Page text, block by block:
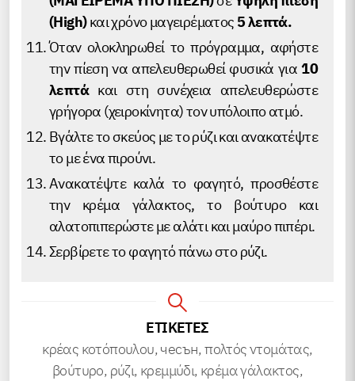
(High)και χρόνο μαγειρέματος 5 λεπτά.
Όταν ολοκληρωθεί το πρόγραμμα, αφήστε
την πίεση να απελευθερωθεί φυσικά για 10
λεπτά και στη συνέχεια απελευθερώστε
γρήγορα (χειροκίνητα) τον υπόλοιπο ατμό.
Βγάλτε το σκεύος με το ρύζι και ανακατέψτε
το με ένα πιρούνι.
Ανακατέψτε καλά το φαγητό, προσθέστε
την κρέμα γάλακτος, το βούτυρο και
αλατοπιπερώστε με αλάτι και μαύρο πιπέρι.
Σερβίρετε το φαγητό πάνω στο ρύζι.
ΕΤΙΚΕΤΕΣ
κρέας κοτόπουλου, чесън, πολτός ντομάτας,
βούτυρο, ρύζι, κρεμμύδι, κρέμα γάλακτος,